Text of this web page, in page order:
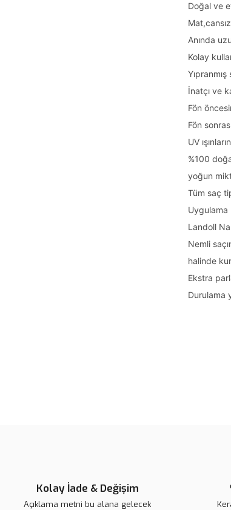
Doğal ve
Anında
Kolay
İnatçı ve
Fön
Fön
UV
%100
yoğun
Tüm saç
Uygulama
Landoll
Nemli
halinde
Ekstra
Durulama
Ürün
Ürün
Kolay İade & Değişim
Açıklama metni bu alana gelecek